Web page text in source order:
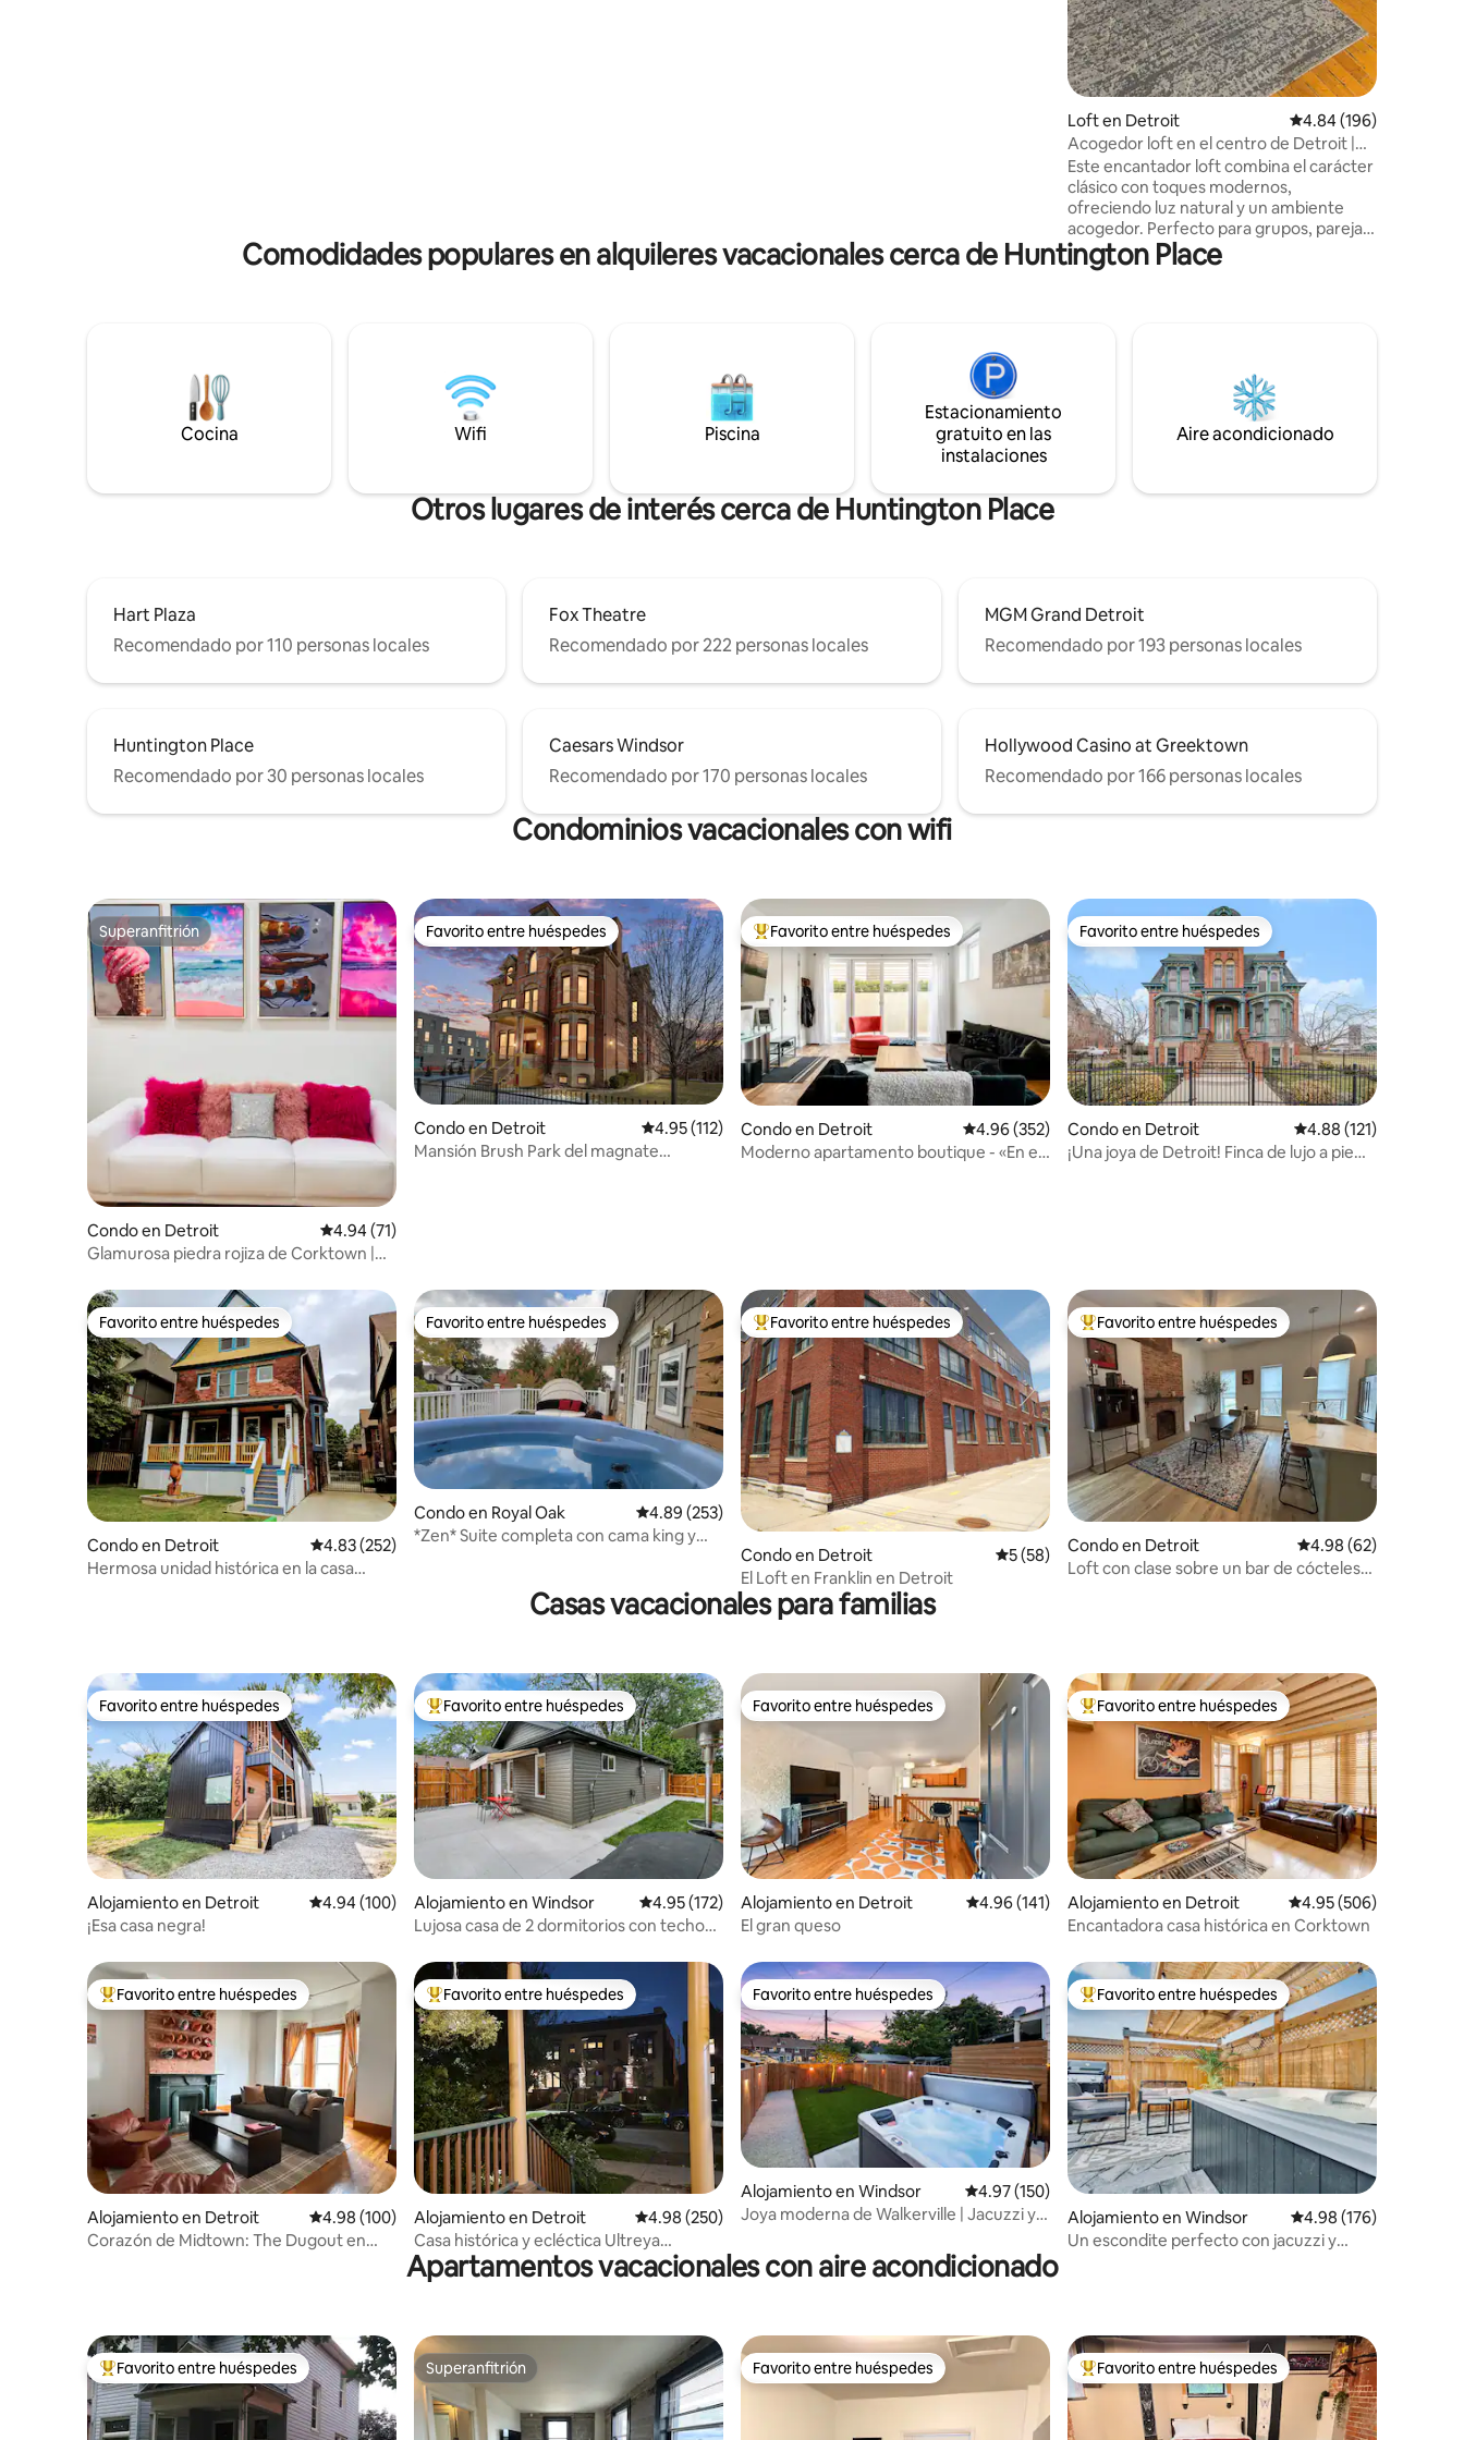
Loft en Detroit Calificación promedio:
4.84 (196)
Acogedor loft en el centro de Detroit |
Ambiente relajado | Estacionamiento
Este encantador loft combina el carácter
clásico con toques modernos,
ofreciendo luz natural y un ambiente
acogedor. Perfecto para grupos, parejas,
familias o viajes de negocios, se
encuentra en el vibrante centro de la
Disfruta de un refugio elegante y apto
para adultos con excelentes
restaurantes, vida nocturna y
atracciones cercanas para explorar. Los
Comodidades populares en alquileres vacacionales cerca de Huntington Place
Cocina Wifi Piscina
Estacionamiento
gratuito en las
instalaciones
Aire acondicionado
Otros lugares de interés cerca de Huntington Place
Hart Plaza
Recomendado por 110 personas locales
Fox Theatre
Recomendado por 222 personas locales
MGM Grand Detroit
Recomendado por 193 personas locales
Huntington Place
Recomendado por 30 personas locales
Caesars Windsor
Recomendado por 170 personas locales
Hollywood Casino at Greektown
Recomendado por 166 personas locales
Condominios vacacionales con wifi
Superanfitrión
Superanfitrión
Condo en Detroit Calificación promedio: 4.94 de 5, 71 reseñas
4.94 (71)
Glamurosa piedra rojiza de Corktown |
Favorito entre huéspedes
Favorito entre huéspedes
Condo en Detroit Calificación promedio: 4.95 de 5, 112 reseñas
4.95 (112)
Mansión Brush Park del magnate
Favorito entre huéspedes preferido
Favorito entre huéspedes
Condo en Detroit Calificación promedio: 4.96 de 5, 352 reseñas
4.96 (352)
Moderno apartamento boutique - «En el
Favorito entre huéspedes
Favorito entre huéspedes
Condo en Detroit Calificación promedio:
4.88 (121)
¡Una joya de Detroit! Finca de lujo a pie
Favorito entre huéspedes
Favorito entre huéspedes
Condo en Detroit Calificación promedio: 4.83 de 5, 252 reseñas
4.83 (252)
Hermosa unidad histórica en la casa
Favorito entre huéspedes
Favorito entre huéspedes
Condo en Royal Oak Calificación promedio: 4.89 de 5, 253 reseñas
4.89 (253)
*Zen* Suite completa con cama king y
Favorito entre huéspedes preferido
Favorito entre huéspedes
Condo en Detroit Calificación promedio: 5 de 5, 58 reseñas
5 (58)
El Loft en Franklin en Detroit
Favorito entre huéspedes preferido
Favorito entre huéspedes
Condo en Detroit Calificación
4.98 (62)
Loft con clase sobre un bar de cócteles
Casas vacacionales para familias
Favorito entre huéspedes
Favorito entre huéspedes
Alojamiento en Detroit Calificación promedio: 4.94 de 5, 100 reseñas
4.94 (100)
¡Esa casa negra!
Favorito entre huéspedes preferido
Favorito entre huéspedes
Alojamiento en Windsor Calificación promedio: 4.95 de 5, 172 reseñas
4.95 (172)
Lujosa casa de 2 dormitorios con techos
Favorito entre huéspedes
Favorito entre huéspedes
Alojamiento en Detroit Calificación promedio: 4.96 de 5, 141 reseñas
4.96 (141)
El gran queso
Favorito entre huéspedes preferido
Favorito entre huéspedes
Alojamiento en Detroit Calificación promedio:
4.95 (506)
Encantadora casa histórica en Corktown
Favorito entre huéspedes preferido
Favorito entre huéspedes
Alojamiento en Detroit Calificación promedio: 4.98 de 5, 100 reseñas
4.98 (100)
Corazón de Midtown: The Dugout en
Favorito entre huéspedes preferido
Favorito entre huéspedes
Alojamiento en Detroit Calificación promedio: 4.98 de 5, 250 reseñas
4.98 (250)
Casa histórica y ecléctica Ultreya
Corktown 3 dormitorios
Favorito entre huéspedes
Favorito entre huéspedes
Alojamiento en Windsor Calificación promedio: 4.97 de 5, 150 reseñas
4.97 (150)
Joya moderna de Walkerville | Jacuzzi y
Favorito entre huéspedes preferido
Favorito entre huéspedes
Alojamiento en Windsor Calificación promedio:
4.98 (176)
Un escondite perfecto con jacuzzi y
Apartamentos vacacionales con aire acondicionado
Favorito entre huéspedes preferido
Favorito entre huéspedes Superanfitrión
Superanfitrión Favorito entre huéspedes
Favorito entre huéspedes Favorito entre huéspedes preferido
Favorito entre huéspedes